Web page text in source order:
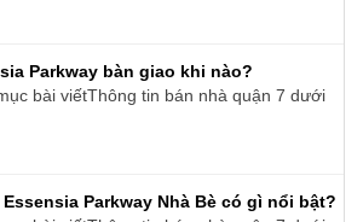
Parkway bàn giao khi nào?
bài viếtThông tin bán nhà quận 7 dưới
Essensia Parkway Nhà Bè có gì nổi bật?